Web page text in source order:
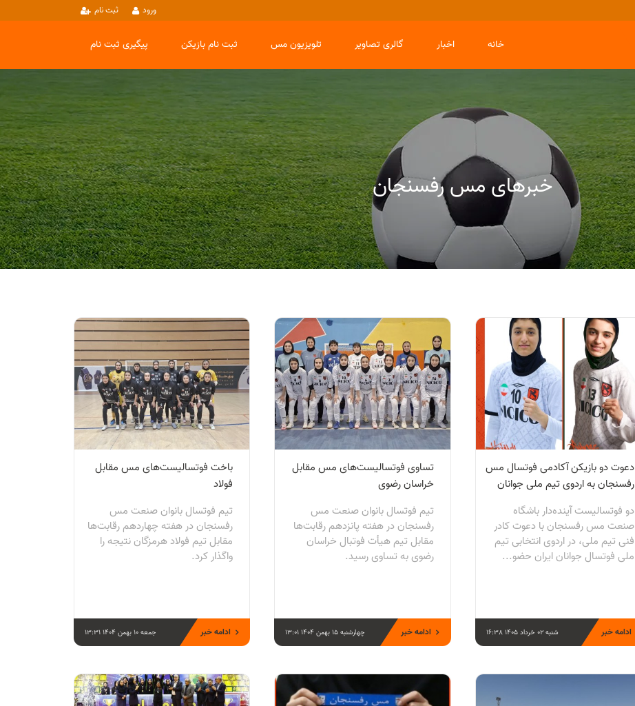
ثبت نام ورود
پیگیری ثبت نام ثبت نام بازیکن تلویزیون مس گالری تصاویر اخبار خانه
خبرهای مس رفسنجان
دعوت دو بازیکن آکادمی فوتسال مس
رفسنجان به اردوی تیم ملی جوانان
دو فوتسالیست آینده‌دار باشگاه
صنعت مس رفسنجان با دعوت کادر
فنی تیم ملی، در اردوی انتخابی تیم
ملی فوتسال جوانان ایران حضو...
شنبه 02 خرداد 1405 16:38 ادامه خبر
تساوی فوتسالیست‌های مس مقابل
خراسان رضوی
تیم فوتسال بانوان صنعت مس
رفسنجان در هفته پانزدهم رقابت‌ها
مقابل تیم هیأت فوتبال خراسان
رضوی به تساوی رسید.
چهارشنبه 15 بهمن 1404 13:01 ادامه خبر
باخت فوتسالیست‌های مس مقابل
فولاد
تیم فوتسال بانوان صنعت مس
رفسنجان در هفته چهاردهم رقابت‌ها
مقابل تیم فولاد هرمزگان نتیجه را
واگذار کرد.
جمعه 10 بهمن 1404 13:31 ادامه خبر